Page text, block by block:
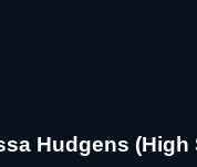
Hudgens (High